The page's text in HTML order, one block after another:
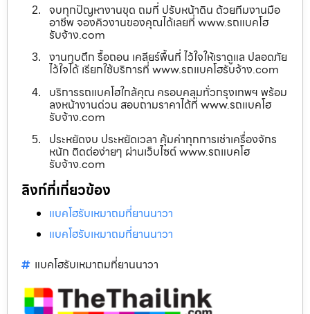
จบทุกปัญหางานขุด ถมที่ ปรับหน้าดิน ด้วยทีมงานมือ
อาชีพ จองคิวงานของคุณได้เลยที่ www.รถแบคโฮ
รับจ้าง.com
งานทุบตึก รื้อถอน เคลียร์พื้นที่ ไว้ใจให้เราดูแล ปลอดภัย
ไว้ใจได้ เรียกใช้บริการที่ www.รถแบคโฮรับจ้าง.com
บริการรถแบคโฮใกล้คุณ ครอบคลุมทั่วกรุงเทพฯ พร้อม
ลงหน้างานด่วน สอบถามราคาได้ที่ www.รถแบคโฮ
รับจ้าง.com
ประหยัดงบ ประหยัดเวลา คุ้มค่าทุกการเช่าเครื่องจักร
หนัก ติดต่อง่ายๆ ผ่านเว็บไซต์ www.รถแบคโฮ
รับจ้าง.com
ลิงก์ที่เกี่ยวข้อง
แบคโฮรับเหมาถมที่ยานนาวา
แบคโฮรับเหมาถมที่ยานนาวา
แบคโฮรับเหมาถมที่ยานนาวา